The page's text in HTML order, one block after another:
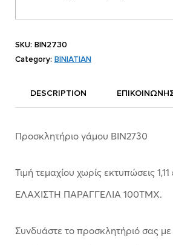
SKU: BIN2730
Category: BINIATIAN
DESCRIPTION
Προσκλητήριο γάμου ΒΙΝ2730
Τιμή τεμαχίου χωρίς εκτυπώσεις
ΕΛΑΧΙΣΤΗ ΠΑΡΑΓΓΕΛΙΑ 100ΤΜΧ.
Συνδυάστε το προσκλητήριό σας